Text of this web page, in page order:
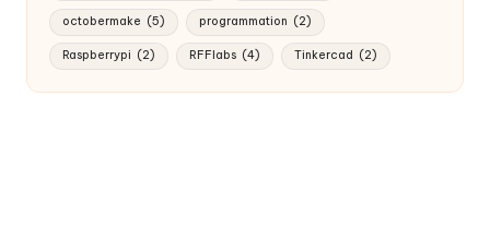
octobermake (5) programmation (2)
Raspberrypi (2) RFFlabs (4) Tinkercad (2)